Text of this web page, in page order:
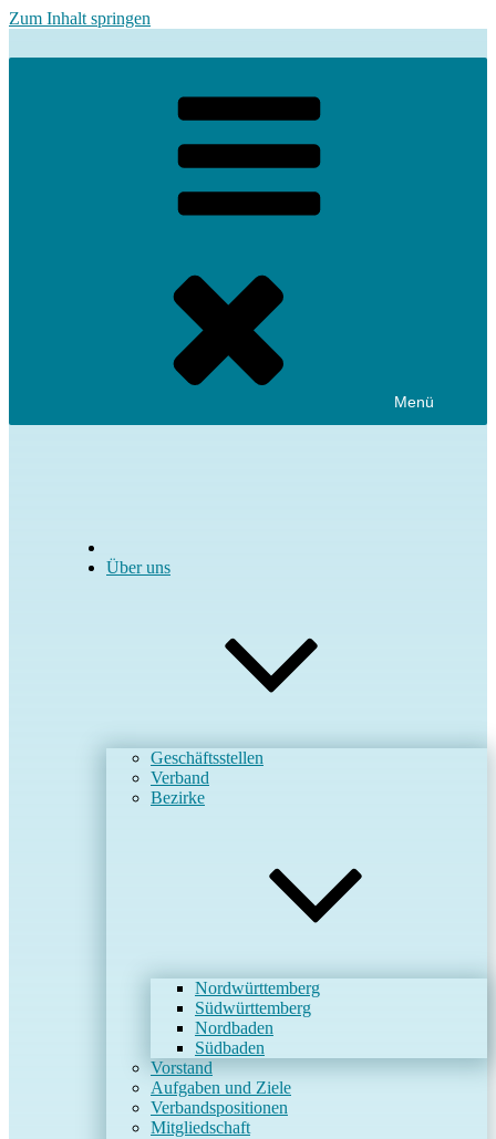
Zum Inhalt springen
Menü
Über uns
Geschäftsstellen
Verband
Bezirke
Nordwürttemberg
Südwürttemberg
Nordbaden
Südbaden
Vorstand
Aufgaben und Ziele
Verbandspositionen
Mitgliedschaft